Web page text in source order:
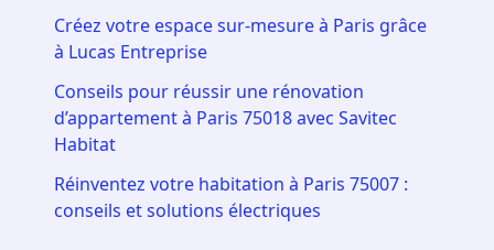
Créez votre espace sur-mesure à Paris grâce
à Lucas Entreprise
Conseils pour réussir une rénovation
d’appartement à Paris 75018 avec Savitec
Habitat
Réinventez votre habitation à Paris 75007 :
conseils et solutions électriques